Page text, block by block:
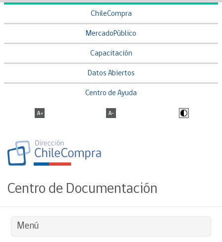
ChileCompra
MercadoPúblico
Capacitación
Datos Abiertos
Centro de Ayuda
Centro de Documentación
Menú